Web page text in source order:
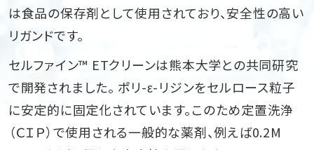
は食品の保存剤として使用されており、安全性の高い
リガンドです。
セルファイン™ ETクリーンは熊本大学との共同研究
で開発されました。 ポリ-ε-リジンをセルロース粒子
に安定的に固定化されています。このため定置洗浄
（ＣＩＰ）で使用される一般的な薬剤、例えば0.2M